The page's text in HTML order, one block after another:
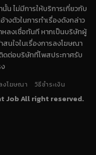
น ไม่มีการให้บริการเกี่ยวกับ
ตัวในการทำเรื่องดังกล่าว
ลงเชื่อทันที หากเป็นบริษัทผู้
นใจในเรื่องการลงโฆษณา
ต่อบริษัทที่โพสประกาศรับ
งโฆษณา วิธีชำระเงิน
Job All right reserved.